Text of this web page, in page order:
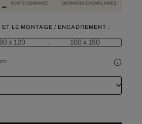
FORTE DEMANDE DERNIERS EXEMPLAIRES
LE MONTAGE / ENCADREMENT :
x 120 100 x 150